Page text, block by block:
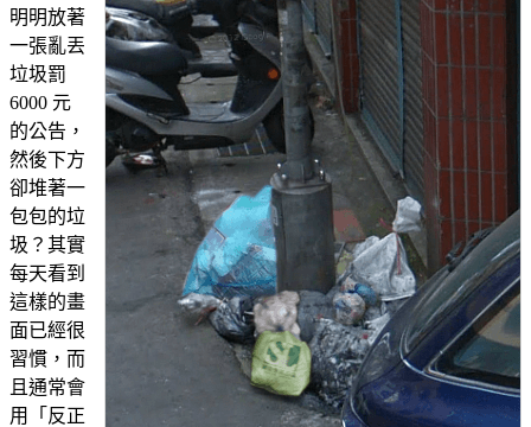
明明放著
一張亂丟
垃圾罰
6000 元
的公告，
然後下方
卻堆著一
包包的垃
圾？其實
每天看到
這樣的畫
面已經很
習慣，而
且通常會
用「反正